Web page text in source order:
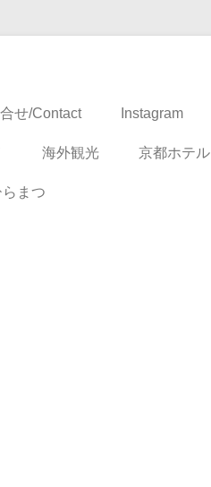
せ/Contact Instagram
海外観光 京都ホテル
らまつ